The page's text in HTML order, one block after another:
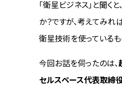
「衛星ビジネス」と聞
か？ですが、考えてみれ
衛星技術を使っているも
今回お話を伺ったのは、
セルスペース代表取締